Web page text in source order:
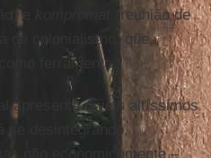
e
(reunião de
de colonialismo, que,
ferramenta.
apresenta níveis altíssimos
se desintegrando,
não economicamente –